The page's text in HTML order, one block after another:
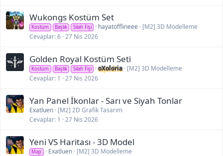
Wukongs Kostüm Set
Kostüm Başlık Silah Fişi hayatofflineee
[M2] 3D Modelleme
Cevaplar 6 27 Nis 2026
Golden Royal Kostüm Seti
Kostüm Başlık Silah Fişi oXoloria [M2] 3D Modelleme
Cevaplar 1 27 Nis 2026
Yan Panel İkonlar - Sarı ve Siyah Tonlar
Exatluen [M2] 2D Grafik Tasarım
Cevaplar 1 27 Nis 2026
Yeni VS Haritası - 3D Model
Map Exatluen
[M2] 3D Modelleme